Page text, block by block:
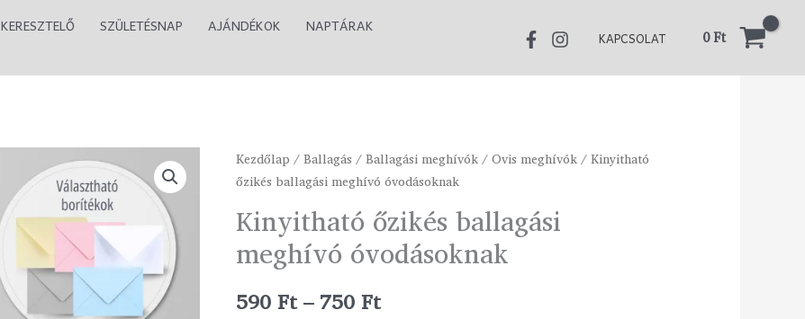
KERESZTELŐ SZÜLETÉSNAP AJÁNDÉKOK
NAPTÁRAK
KAPCSOLAT 0Ft
Kezdőlap /Ballagás /Ballagási meghívók/Ovis meghívók/ Kinyitható
őzikés ballagási meghívó óvodásoknak
Kinyitható őzikés ballagási
meghívó óvodásoknak
590Ft– 750Ft
Ártartomány:
-
Kinyitható
őzikés
ballagási
meghívó
óvodásoknak